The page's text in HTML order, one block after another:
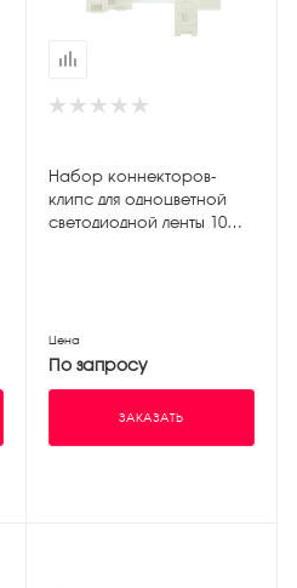
Набор коннекторов-
клипс для одноцветной
светодиодной ленты 10мм
Цена
По запросу
ЗАКАЗАТЬ